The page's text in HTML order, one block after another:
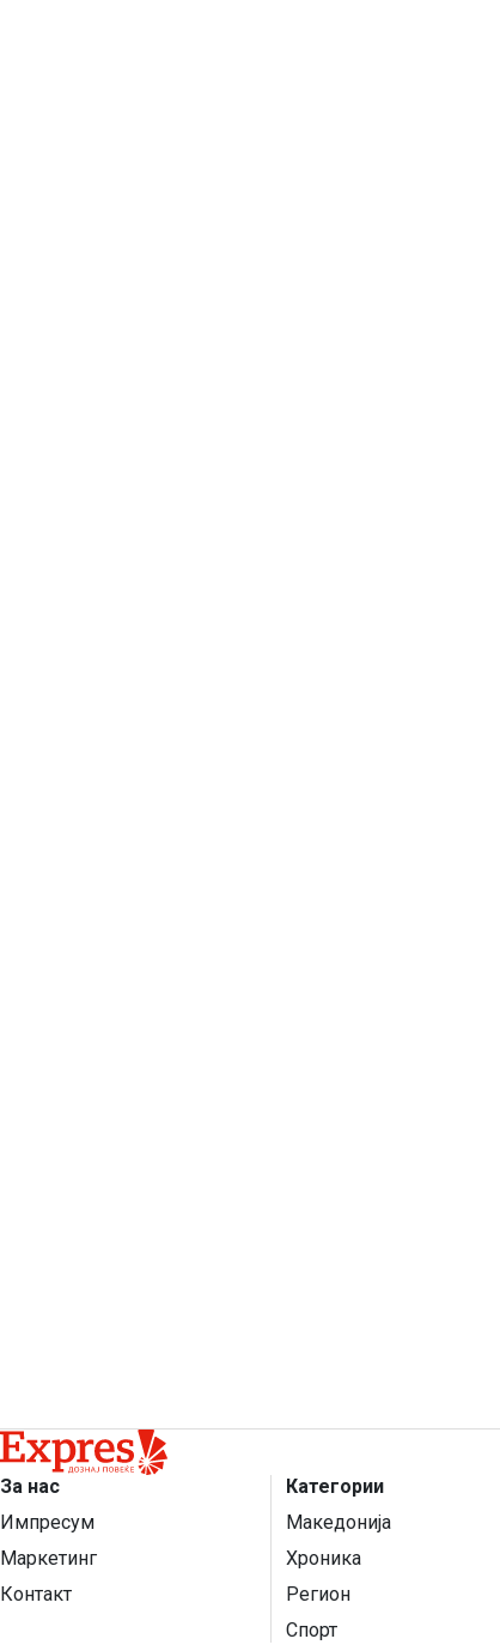
За нас
Импресум
Маркетинг
Контакт
Категории
Македонија
Хроника
Регион
Спорт